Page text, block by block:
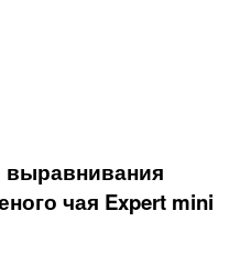
выравнивания
чая Expert mini